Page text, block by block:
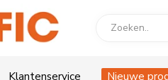
Klantenservice Nieuwe